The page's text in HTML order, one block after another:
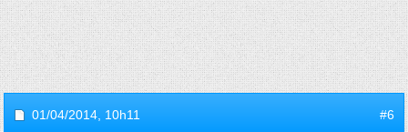
01/04/2014, 10h11 #6